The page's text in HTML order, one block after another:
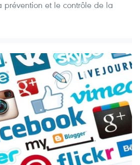
prévention et le contrôle de la